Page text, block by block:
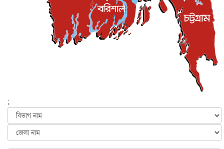
সিলেটের কন্যা মোহিনী রশিদ এনওয়াইপিডির উচ্চপদস্থ কর্মকর্তা
দেশজুড়ে ৬ আগস্ট, ২০২৬
আজ থেকে সবার জন্য উন্মুক্ত জুলাই স্মৃতি জাদুঘর
৬ আগস্ট, ২০২৬
৬ আগস্ট, ২০২৬
জুলাইয়ের কৃতিত্ব নেওয়ার জন্য সবাই প্রতিযোগিতায় নেমেছে :
৬ আগস্ট, ২০২৬
;